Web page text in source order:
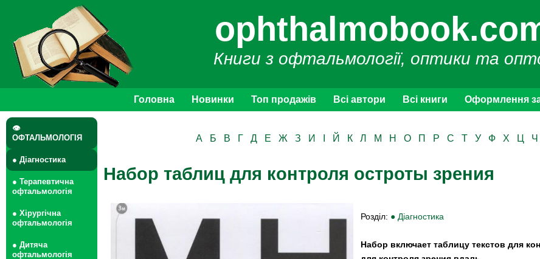
Книги з офтальмології, оптики та
Головна Новинки Топ продажів Всі автори Всі книги Оформлення
👁
ОФТАЛЬМОЛОГІЯ
● Діагностика
● Терапевтична
офтальмологія
● Хірургічна
офтальмологія
● Дитяча
офтальмологія
А Б В Г Д Е Ж З И Й К Л М Н О П Р С Т У Ф Х Ц Ч
Набор таблиц для контроля остроты зрения
Розділ: ● Діагностика
Набор включает таблицу текстов для